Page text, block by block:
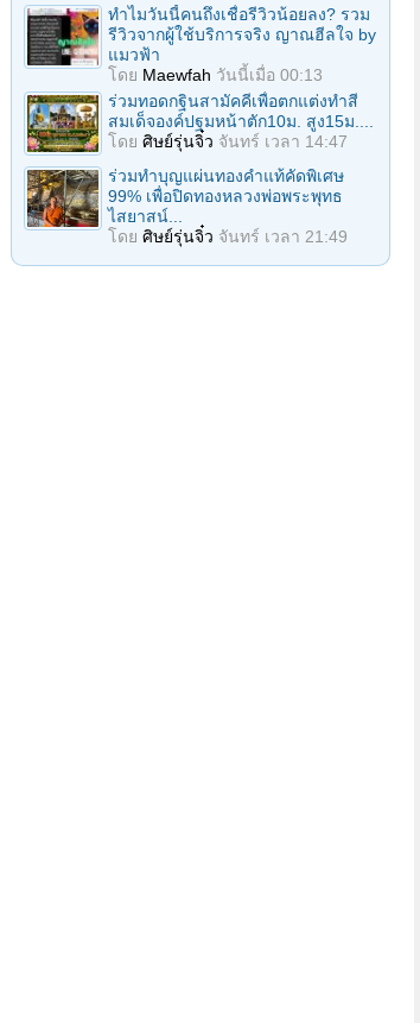
ทำไมวันนี้คนถึงเชื่อรีวิวน้อยลง? รวม
รีวิวจากผู้ใช้บริการจริง ญาณฮีลใจ by
แมวฟ้า
โดย Maewfah วันนี้เมื่อ 00:13
ร่วมทอดกฐินสามัคคีเพื่อตกแต่งทำสี
สมเด็จองค์ปฐมหน้าตัก10ม. สูง15ม....
โดย ศิษย์รุ่นจิ๋ว จันทร์ เวลา 14:47
ร่วมทําบุญแผ่นทองคำแท้คัดพิเศษ
99% เพื่อปิดทองหลวงพ่อพระพุทธ
ไสยาสน์...
โดย ศิษย์รุ่นจิ๋ว จันทร์ เวลา 21:49